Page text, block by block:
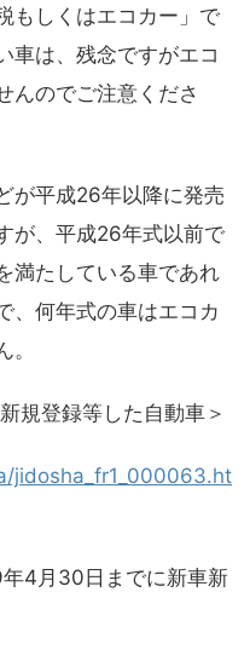
もしくはエコカー」で
車は、残念ですがエコ
んのでご注意くださ
が平成26年以降に発売
が、平成26年式以前で
満たしている車であれ
、何年式の車はエコカ
規登録等した自動車＞
jidosha_fr1_000063.ht
4月30日までに新車新